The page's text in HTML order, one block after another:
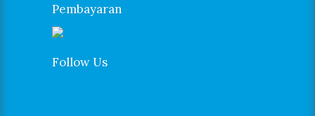
Pembayaran
Follow Us